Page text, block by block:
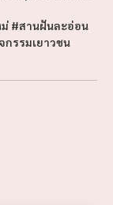
ม่ #สานฝันละอ่อน
กรรมเยาวชน